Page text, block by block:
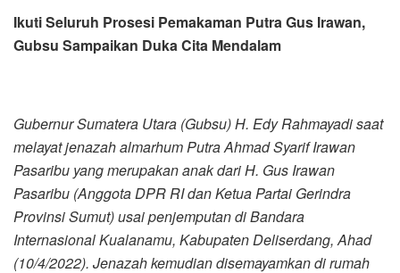
Ikuti Seluruh Prosesi Pemakaman Putra Gus Irawan,
Gubsu Sampaikan Duka Cita Mendalam
Gubernur Sumatera Utara (Gubsu) H. Edy Rahmayadi saat
melayat jenazah almarhum Putra Ahmad Syarif Irawan
Pasaribu yang merupakan anak dari H. Gus Irawan
Pasaribu (Anggota DPR RI dan Ketua Partai Gerindra
Provinsi Sumut) usai penjemputan di Bandara
Internasional Kualanamu, Kabupaten Deliserdang, Ahad
(10/4/2022). Jenazah kemudian disemayamkan di rumah